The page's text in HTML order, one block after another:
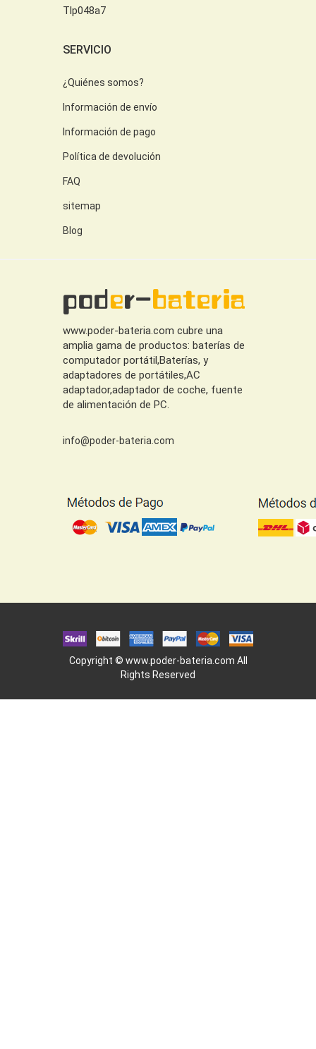
Tlp048a7
SERVICIO
¿Quiénes somos?
Información de envío
Información de pago
Política de devolución
FAQ
sitemap
Blog
www.poder-bateria.com cubre una
amplia gama de productos: baterías de
computador portátil,Baterías, y
adaptadores de portátiles,AC
adaptador,adaptador de coche, fuente
de alimentación de PC.
info@poder-bateria.com
Copyright © www.poder-bateria.com All
Rights Reserved